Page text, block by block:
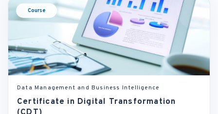
Course
Data Management and Business Intelligence
Certificate in Digital Transformation